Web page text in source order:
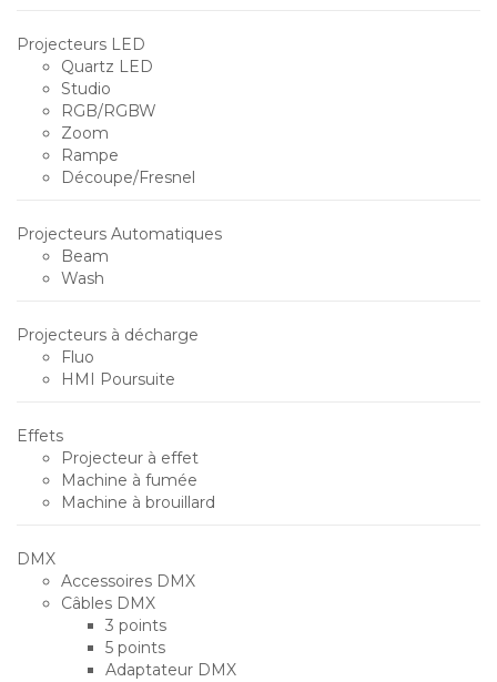
Projecteurs LED
Quartz LED
Studio
RGB/RGBW
Zoom
Rampe
Découpe/Fresnel
Projecteurs Automatiques
Beam
Wash
Projecteurs à décharge
Fluo
HMI Poursuite
Effets
Projecteur à effet
Machine à fumée
Machine à brouillard
DMX
Accessoires DMX
Câbles DMX
3 points
5 points
Adaptateur DMX